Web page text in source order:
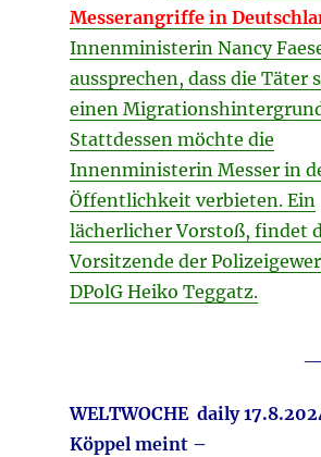
Messerangriffe in
Innenministerin Nancy
aussprechen, dass die Täter
einen
Stattdessen möchte die
Innenministerin Messer in
Öffentlichkeit verbieten. Ein
lächerlicher Vorstoß, findet
Vorsitzende der
DPolG Heiko Teggatz.
WELTWOCHE daily
Köppel meint –